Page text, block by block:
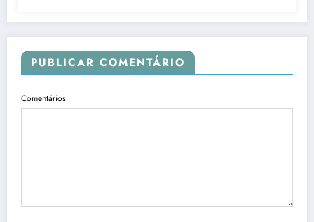
PUBLICAR COMENTÁRIO
Comentários